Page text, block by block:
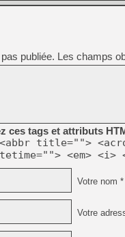
publiée. Les champs
ces tags et attributs
title="">
<em>
Votre nom *
Votre